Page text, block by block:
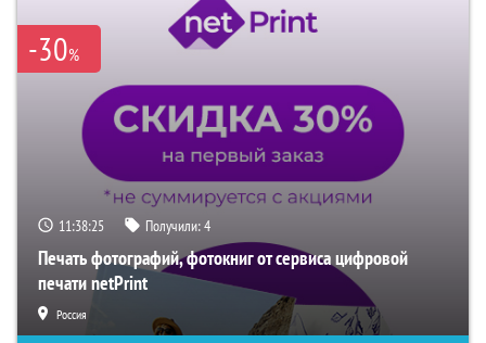
-30%
11:38:24 Получили:4
Печать фотографий, фотокниг от сервиса цифровой
печати netPrint
Россия